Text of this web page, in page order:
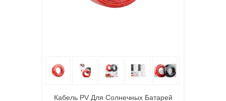
Кабель PV Для Солнечных Батарей